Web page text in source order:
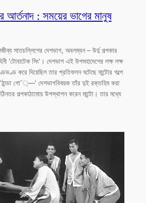
আর্তনাদ : সময়ের ভাগের মানুষ
সাতচল্লিশের দেশভাগ, অবলম্বন – উর্দু গল্পকার
‘টোবাটেক সিং’। দেশভাগ এই উপমহাদেশের লক্ষ লক্ষ
করে দিয়েছিল তার প্রতিফলন ঘটেছে মান্টোর গল্পে
গো¯্—’ দেশভাগবিষয়ক তাঁর দুই রক্তহিম করা
গল্পকাঠামোয় উপস্থাপন করেন মান্টো। তার মধ্যে